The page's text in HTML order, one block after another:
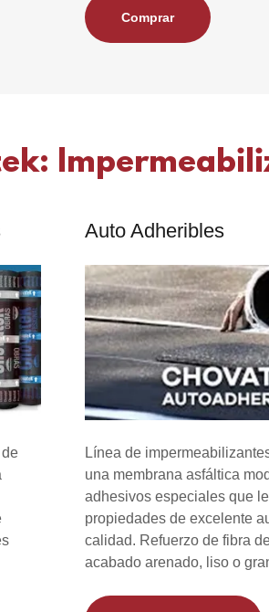
Comprar
Auto Adheribles
Línea de
una membrana asfáltica
adhesivos especiales que
propiedades de excelente
calidad. Refuerzo de fibra
acabado arenado, liso o